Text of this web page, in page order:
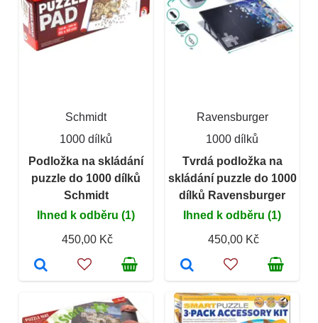
Schmidt
1000 dílků
Podložka na skládání
puzzle do 1000 dílků
Schmidt
Ihned k odběru (1)
450,00 Kč
Ravensburger
1000 dílků
Tvrdá podložka na
skládání puzzle do 1000
dílků Ravensburger
Ihned k odběru (1)
450,00 Kč